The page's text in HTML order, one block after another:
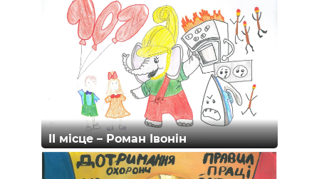
II місце – Роман Івонін